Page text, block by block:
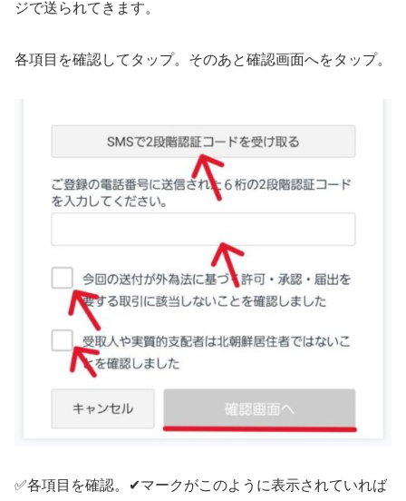
ジで送られてきます。
各項目を確認してタップ。そのあと確認画面へをタップ。
✅各項目を確認。✔マークがこのように表示されていれば